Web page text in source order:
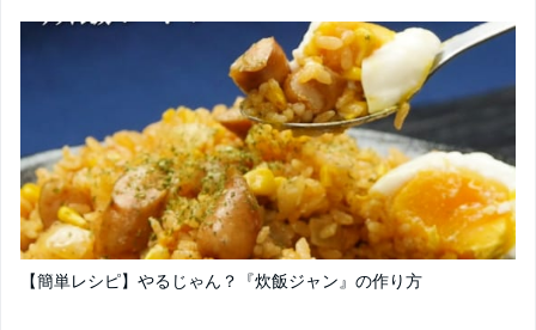
【簡単レシピ】やるじゃん？『炊飯ジャン』の作り方